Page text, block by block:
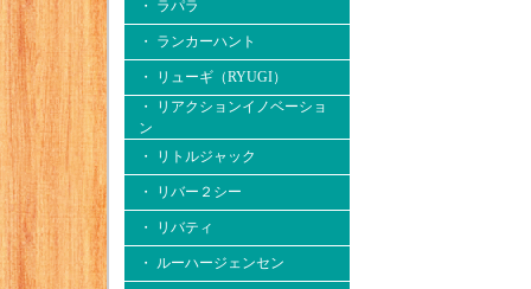
・ ラパラ
・ ランカーハント
・ リューギ（RYUGI）
・ リアクションイノベーショ
ン
・ リトルジャック
・ リバー２シー
・ リバティ
・ ルーハージェンセン